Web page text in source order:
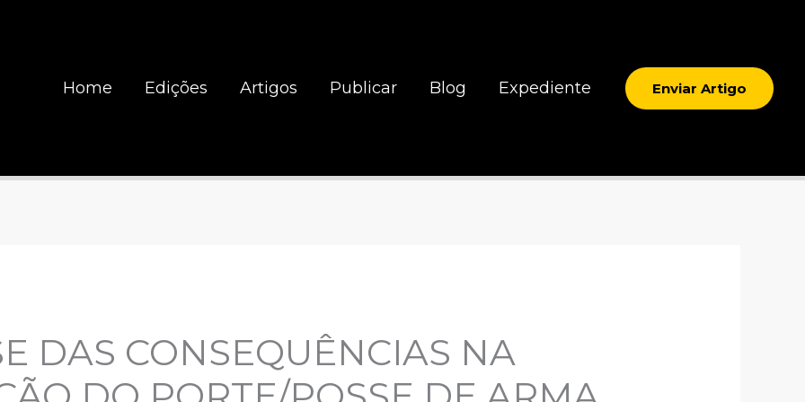
Home Edições Artigos Publicar Blog Expediente Enviar Artigo
DAS CONSEQUÊNCIAS NA